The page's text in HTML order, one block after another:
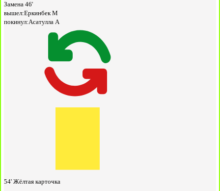
Замена 46'
вышел:Еркинбек М
покинул:Асатулла А
54' Жёлтая карточка